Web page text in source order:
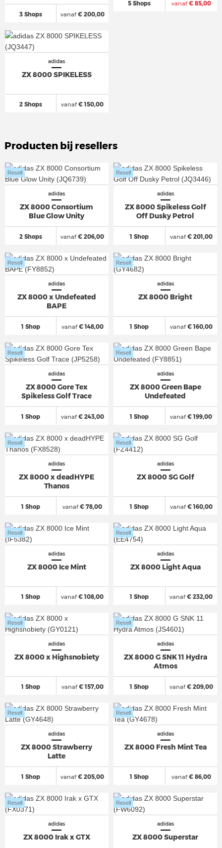
3 Shops vanaf€ 200,00
5 Shops vanaf€ 85,00
adidas
ZX 8000 SPIKELESS
2 Shops vanaf€ 150,00
Producten bij resellers
adidas
ZX 8000 Consortium
Blue Glow Unity
2 Shops
Resell
vanaf€ 206,00
adidas
ZX 8000 Spikeless Golf
Off Dusky Petrol
1 Shop
Resell
vanaf€ 201,00
adidas
ZX 8000 x Undefeated
BAPE
1 Shop
Resell
vanaf€ 148,00
adidas
ZX 8000 Bright
1 Shop
Resell
vanaf€ 160,00
adidas
ZX 8000 Gore Tex
Spikeless Golf Trace
1 Shop
Resell
vanaf€ 243,00
adidas
ZX 8000 Green Bape
Undefeated
1 Shop
Resell
vanaf€ 199,00
adidas
ZX 8000 x deadHYPE
Thanos
1 Shop
Resell
vanaf€ 78,00
adidas
ZX 8000 SG Golf
1 Shop
Resell
vanaf€ 160,00
adidas
ZX 8000 Ice Mint
1 Shop
Resell
vanaf€ 108,00
adidas
ZX 8000 Light Aqua
1 Shop
Resell
vanaf€ 232,00
adidas
ZX 8000 x Highsnobiety
1 Shop
Resell
vanaf€ 157,00
adidas
ZX 8000 G SNK 11 Hydra
Atmos
1 Shop
Resell
vanaf€ 209,00
adidas
ZX 8000 Strawberry
Latte
1 Shop
Resell
vanaf€ 205,00
adidas
ZX 8000 Fresh Mint Tea
1 Shop
Resell
vanaf€ 86,00
adidas
ZX 8000 Irak x GTX
Resell
adidas
ZX 8000 Superstar
Resell